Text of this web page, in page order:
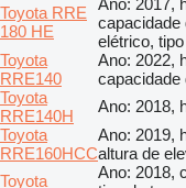
Toyota RRE
180 HE
capacidade
elétrico,
Toyota
RRE140
Ano: 2022,
capacidade
Toyota
RRE140H
Ano: 2018,
Toyota
RRE160HCC
Ano: 2019,
altura de
Toyota
Ano: 2018,